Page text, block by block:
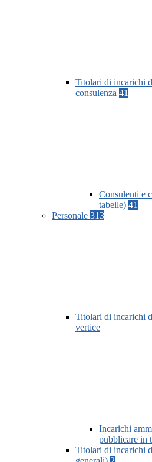
Titolari di incarichi
consulenza 41
Consulenti e
tabelle) 41
Personale 313
Titolari di incarichi
vertice
Incarichi
pubblicare in
Titolari di incarichi